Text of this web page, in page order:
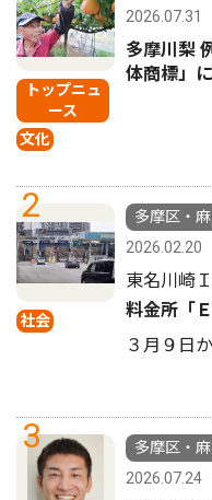
トップニュ
ース
文化
2026.07.31
多摩川梨
体商標」に
2
社会
多摩区・
2026.02.20
東名川崎
料金所「
３月９日
3
多摩区・
2026.07.24